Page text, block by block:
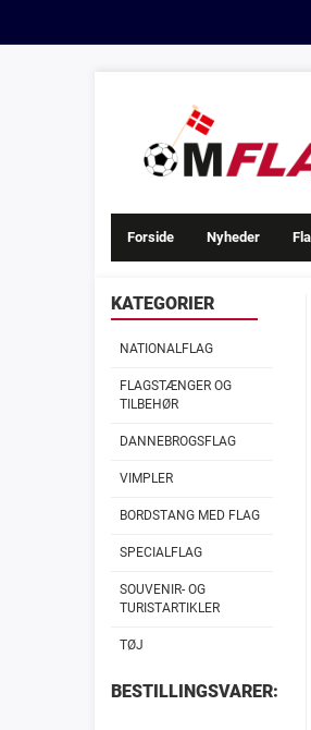
Forside Nyheder
KATEGORIER
NATIONALFLAG
FLAGSTÆNGER OG
TILBEHØR
DANNEBROGSFLAG
VIMPLER
BORDSTANG MED FLAG
SPECIALFLAG
SOUVENIR- OG
TURISTARTIKLER
TØJ
BESTILLINGSVARER: